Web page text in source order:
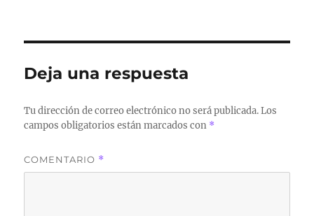
Deja una respuesta
Tu dirección de correo electrónico no será publicada. Los
campos obligatorios están marcados con *
COMENTARIO *